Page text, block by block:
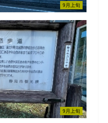
9月上旬
9月上旬